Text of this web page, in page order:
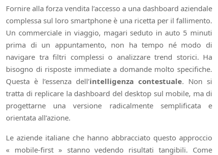
Fornire alla forza vendita l’accesso a una dashboard aziendale
complessa sul loro smartphone è una ricetta per il fallimento.
Un commerciale in viaggio, magari seduto in auto 5 minuti
prima di un appuntamento, non ha tempo né modo di
navigare tra filtri complessi o analizzare trend storici. Ha
bisogno di risposte immediate a domande molto specifiche.
Questa è l’essenza dell’intelligenza contestuale. Non si
tratta di replicare la dashboard del desktop sul mobile, ma di
progettarne una versione radicalmente semplificata e
orientata all’azione.
Le aziende italiane che hanno abbracciato questo approccio
« mobile-first » stanno vedendo risultati tangibili. Come